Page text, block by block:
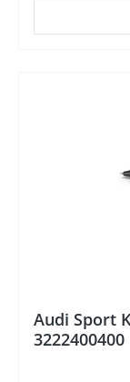
Audi Sport
3222400400